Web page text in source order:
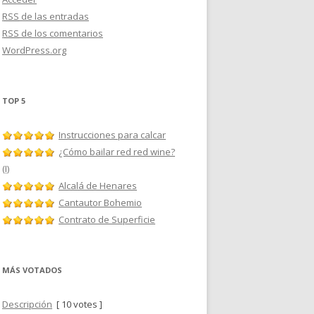
RSS de las entradas
RSS de los comentarios
WordPress.org
TOP 5
Instrucciones para calcar
¿Cómo bailar red red wine?
(I)
Alcalá de Henares
Cantautor Bohemio
Contrato de Superficie
MÁS VOTADOS
Descripción [ 10 votes ]